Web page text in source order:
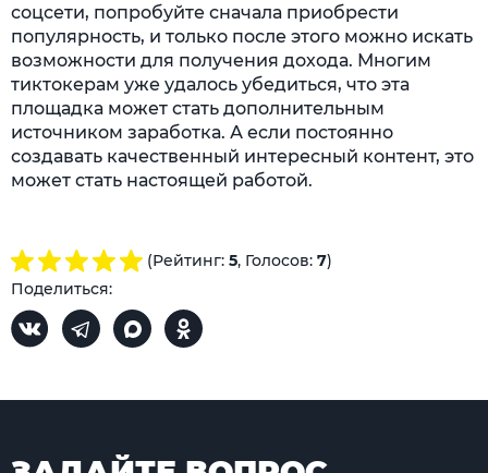
соцсети, попробуйте сначала приобрести
популярность, и только после этого можно искать
возможности для получения дохода. Многим
тиктокерам уже удалось убедиться, что эта
площадка может стать дополнительным
источником заработка. А если постоянно
создавать качественный интересный контент, это
может стать настоящей работой.
(Рейтинг: 5, Голосов: 7)
Поделиться: